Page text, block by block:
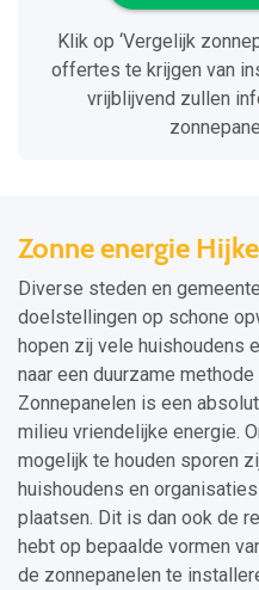
Klik op ‘Vergelijk
offertes te krijgen van
vrijblijvend zullen
Zonne energie
Diverse steden en
doelstellingen op schone
hopen zij vele huishoudens
naar een duurzame
Zonnepanelen is een
milieu vriendelijke energie.
mogelijk te houden sporen
huishoudens en
plaatsen. Dit is dan ook de
hebt op bepaalde vormen
de zonnepanelen te